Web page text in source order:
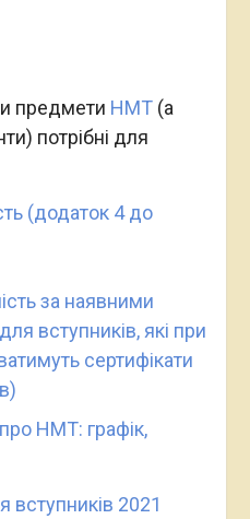
предмети НМТ(а
потрібні для
(додаток 4 до
за наявними
вступників, які при
сертифікати
НМТ: графік,
вступників 2021